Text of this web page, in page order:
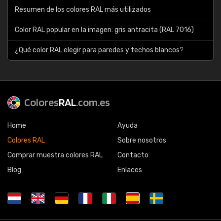
Resumen de los colores RAL más utilizados
Color RAL popular en la imagen: gris antracita (RAL 7016)
¿Qué color RAL elegir para paredes y techos blancos?
ColoresRAL.com.es
Home
Colores RAL
Comprar muestra colores RAL
Blog
Ayuda
Sobre nosotros
Contacto
Enlaces